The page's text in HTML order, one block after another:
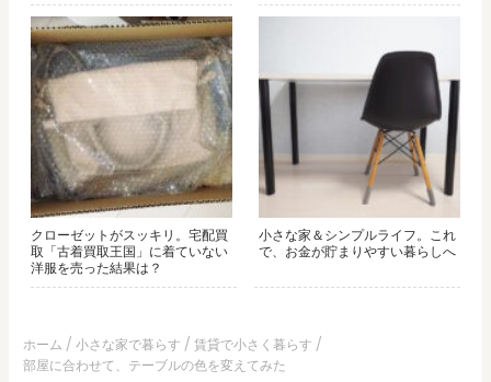
クローゼットがスッキリ。宅配買
取「古着買取王国」に着ていない
洋服を売った結果は？
小さな家＆シンプルライフ。これ
で、お金が貯まりやすい暮らしへ
ホーム 小さな家で暮らす
賃貸で小さく暮らす
部屋に合わせて、テーブルの色を変えてみた